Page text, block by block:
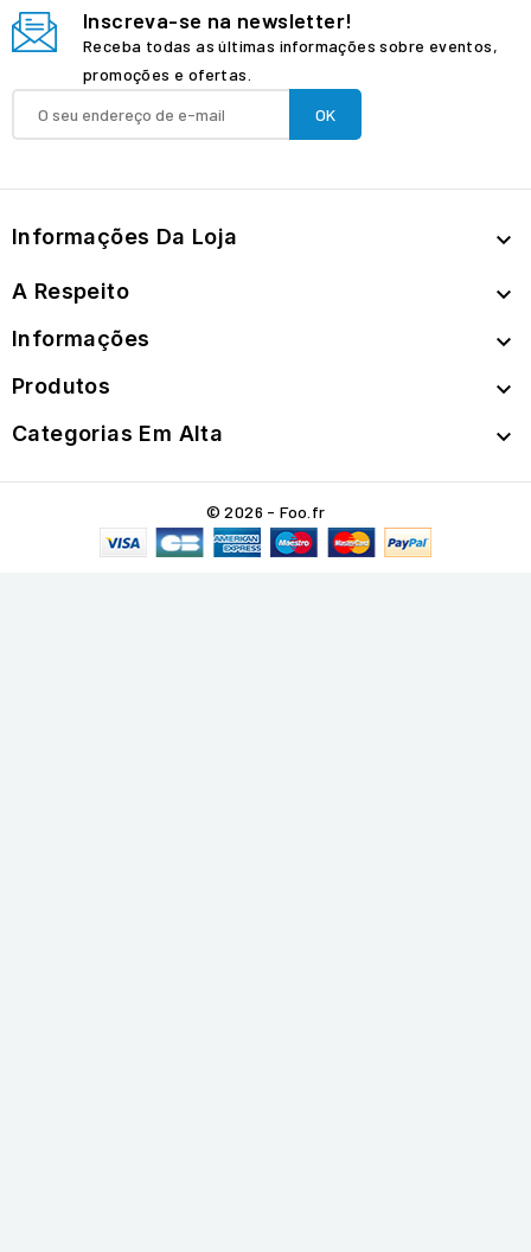
Inscreva-se na newsletter!
Receba todas as últimas informações sobre eventos,
promoções e ofertas.
Informações Da Loja 
A Respeito 
Informações 
Produtos 
Categorias Em Alta 
© 2026 - Foo.fr